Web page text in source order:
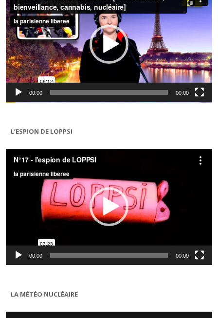
00:00 00:00
L’ESPION DE LOPPSI
Lecteur
vidéo
00:00 00:00
LA MÉTÉO NUCLÉAIRE
Lecteur